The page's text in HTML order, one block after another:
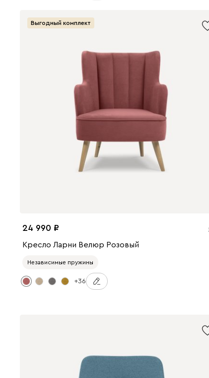
Выгодный комплект
24 990
Кресло Ларни Велюр Розовый
Независимые пружины
+36